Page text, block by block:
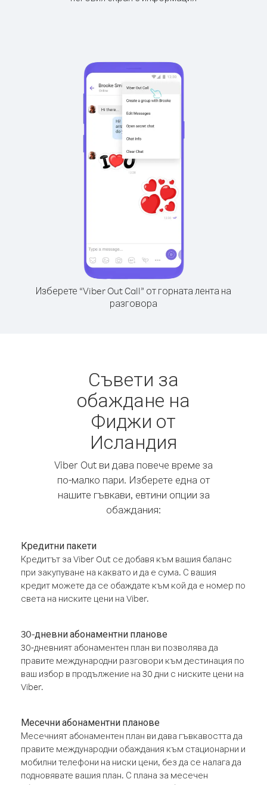
Изберете “Viber Out Call” от горната лента на
разговора
Съвети за
обаждане на
Фиджи от
Исландия
Viber Out ви дава повече време за
по-малко пари. Изберете една от
нашите гъвкави, евтини опции за
обаждания:
Кредитни пакети
Кредитът за Viber Out се добавя към вашия баланс
при закупуване на каквато и да е сума. С вашия
кредит можете да се обаждате към кой да е номер по
света на ниските цени на Viber.
30-дневни абонаментни планове
30-дневният абонаментен план ви позволява да
правите международни разговори към дестинация по
ваш избор в продължение на 30 дни с ниските цени на
Viber.
Месечни абонаментни планове
Месечният абонаментен план ви дава гъвкавостта да
правите международни обаждания към стационарни и
мобилни телефони на ниски цени, без да се налага да
подновявате вашия план. С плана за месечен